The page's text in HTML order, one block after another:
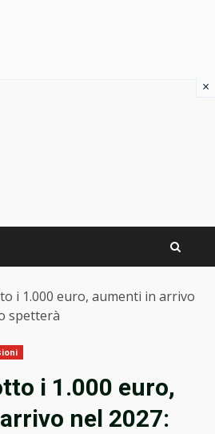
i 1.000 euro, aumenti in arrivo
spetterà
i 1.000 euro,
nel 2027:
×